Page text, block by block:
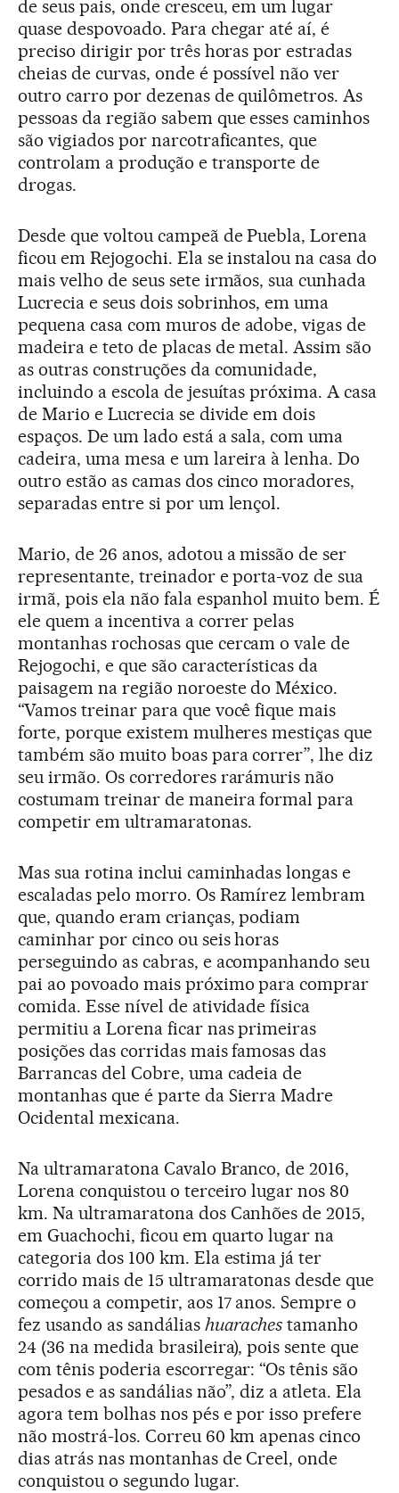
de seus pais, onde cresceu, em um lugar
quase despovoado. Para chegar até aí, é
preciso dirigir por três horas por estradas
cheias de curvas, onde é possível não ver
outro carro por dezenas de quilômetros. As
pessoas da região sabem que esses caminhos
são vigiados por narcotraficantes, que
controlam a produção e transporte de
drogas.
Desde que voltou campeã de Puebla, Lorena
ficou em Rejogochi. Ela se instalou na casa do
mais velho de seus sete irmãos, sua cunhada
Lucrecia e seus dois sobrinhos, em uma
pequena casa com muros de adobe, vigas de
madeira e teto de placas de metal. Assim são
as outras construções da comunidade,
incluindo a escola de jesuítas próxima. A casa
de Mario e Lucrecia se divide em dois
espaços. De um lado está a sala, com uma
cadeira, uma mesa e um lareira à lenha. Do
outro estão as camas dos cinco moradores,
separadas entre si por um lençol.
Mario, de 26 anos, adotou a missão de ser
representante, treinador e porta-voz de sua
irmã, pois ela não fala espanhol muito bem. É
ele quem a incentiva a correr pelas
montanhas rochosas que cercam o vale de
Rejogochi, e que são características da
paisagem na região noroeste do México.
“Vamos treinar para que você fique mais
forte, porque existem mulheres mestiças que
também são muito boas para correr”, lhe diz
seu irmão. Os corredores rarámuris não
costumam treinar de maneira formal para
competir em ultramaratonas.
Mas sua rotina inclui caminhadas longas e
escaladas pelo morro. Os Ramírez lembram
que, quando eram crianças, podiam
caminhar por cinco ou seis horas
perseguindo as cabras, e acompanhando seu
pai ao povoado mais próximo para comprar
comida. Esse nível de atividade física
permitiu a Lorena ficar nas primeiras
posições das corridas mais famosas das
Barrancas del Cobre, uma cadeia de
montanhas que é parte da Sierra Madre
Ocidental mexicana.
Na ultramaratona Cavalo Branco, de 2016,
Lorena conquistou o terceiro lugar nos 80
km. Na ultramaratona dos Canhões de 2015,
em Guachochi, ficou em quarto lugar na
categoria dos 100 km. Ela estima já ter
corrido mais de 15 ultramaratonas desde que
começou a competir, aos 17 anos. Sempre o
fez usando as sandálias huaraches tamanho
24 (36 na medida brasileira), pois sente que
com tênis poderia escorregar: “Os tênis são
pesados e as sandálias não”, diz a atleta. Ela
agora tem bolhas nos pés e por isso prefere
não mostrá-los. Correu 60 km apenas cinco
dias atrás nas montanhas de Creel, onde
conquistou o segundo lugar.